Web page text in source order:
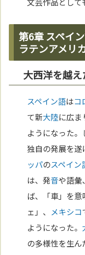
第6章 スペイ
ラテンアメリ
大西洋を越
スペイン語はコ
て新大陸に広ま
ようになった。
独自の発展を遂
ッパのスペイン
は、発音や語彙
ば、「車」を
ェ」、 メキシコ
ようになった。
の多様性を生ん